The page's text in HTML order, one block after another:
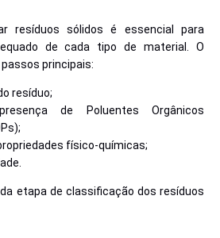
resíduos sólidos é essencial para
de cada tipo de material. O
principais:
resíduo;
de Poluentes Orgânicos
físico-químicas;
etapa de classificação dos resíduos